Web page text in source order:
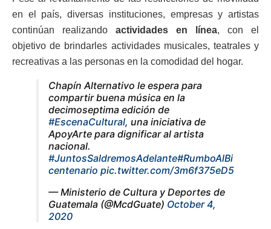
en el país, diversas instituciones, empresas y artistas
continúan realizando actividades en línea, con el
objetivo de brindarles actividades musicales, teatrales y
recreativas a las personas en la comodidad del hogar.
Chapín Alternativo le espera para
compartir buena música en la
decimoseptima edición de
#EscenaCultural, una iniciativa de
ApoyArte para dignificar al artista
nacional.
#JuntosSaldremosAdelante#RumboAlBi
centenario pic.twitter.com/3m6f375eD5
— Ministerio de Cultura y Deportes de
Guatemala (@McdGuate) October 4,
2020